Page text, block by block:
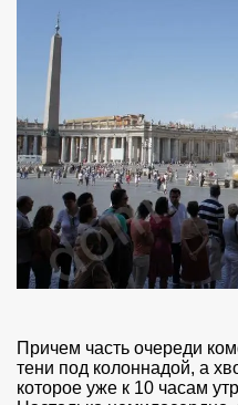
Причем часть очереди
тени под колоннадой, а
которое уже к 10 часам